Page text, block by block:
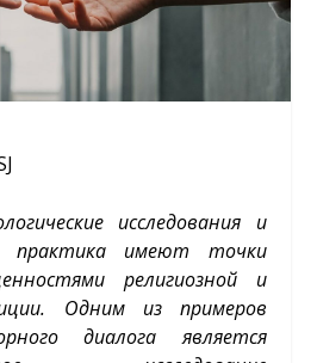
исследования и
практика имеют точки
религиозной и
Одним из примеров
диалога является